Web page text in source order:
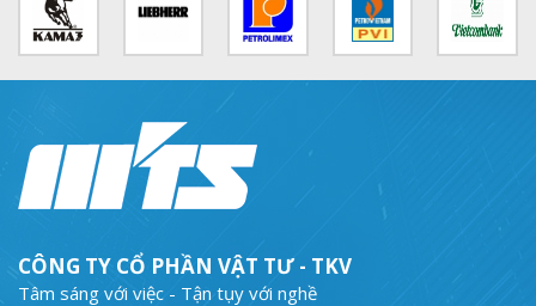
CÔNG TY CỔ PHẦN VẬT TƯ - TKV
Tâm sáng với việc - Tận tụy với nghề